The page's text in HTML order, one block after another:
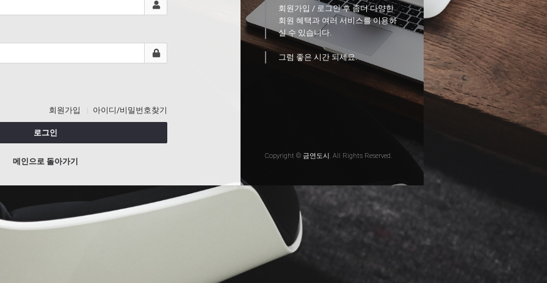
회원가입 아이디/비밀번호찾기
로그인
메인으로 돌아가기
회원가입 / 로그인 후 좀더 다양한
회원 혜택과 여러 서비스를 이용하
실 수 있습니다.
그럼 좋은 시간 되세요.
Copyright © 금연도시. All Rights Reserved.